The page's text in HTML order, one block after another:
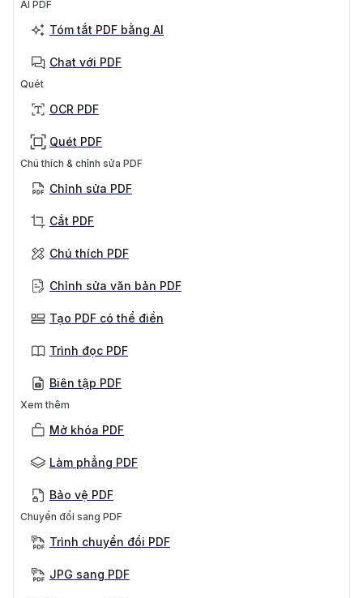
AI PDF
Tóm tắt PDF bằng AI
Chat với PDF
Quét
OCR PDF
Quét PDF
Chú thích & chỉnh sửa PDF
Chỉnh sửa PDF
Cắt PDF
Chú thích PDF
Chỉnh sửa văn bản PDF
Tạo PDF có thể điền
Trình đọc PDF
Biên tập PDF
Xem thêm
Mở khóa PDF
Làm phẳng PDF
Bảo vệ PDF
Chuyển đổi sang PDF
Trình chuyển đổi PDF
JPG sang PDF